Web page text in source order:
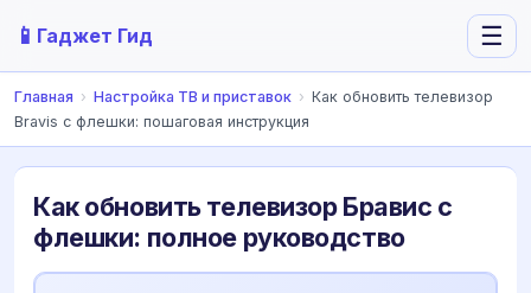
📱 Гаджет Гид ☰
Главная › Настройка ТВ и приставок › Как обновить телевизор
Bravis с флешки: пошаговая инструкция
Как обновить телевизор Бравис с
флешки: полное руководство